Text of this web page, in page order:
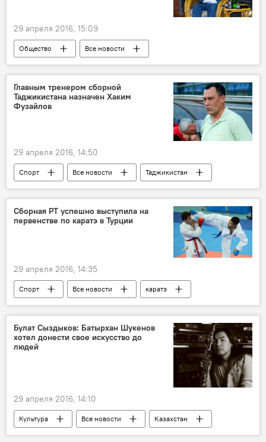
29 апреля 2016, 15:09
Общество
Все новости
Ренат Акчурин
хирургическая операция
хирург
сердце
Мир
Россия
Главным тренером сборной
Таджикистана назначен Хаким
Фузайлов
29 апреля 2016, 14:50
Спорт Все новости
Таджикистан
футбол
Сборная РТ успешно выступила на
первенстве по каратэ в Турции
29 апреля 2016, 14:35
Спорт Все новости
каратэ
Таджикистан
Булат Сыздыков: Батырхан Шукенов
хотел донести свое искусство до
людей
29 апреля 2016, 14:10
Культура Все новости
Казахстан
Россия